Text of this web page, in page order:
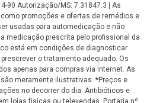
90 Autorização/MS: 7.31847.3 | As
promoções e ofertas de remédios e
usadas para automedicação e não
medicação prescrita pelo profissional da
está em condições de diagnosticar
o tratamento adequado. Os
apenas para compras via internet. As
meramente ilustrativas. *Preços e
no decorrer do dia. Antibióticos e
lojas físicas ou televendas. Portaria nº